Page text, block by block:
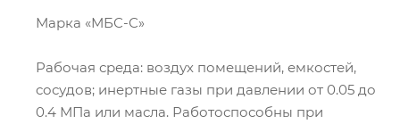
Марка «МБС-С»
Рабочая среда: воздух помещений, емкостей,
сосудов; инертные газы при давлении от 0.05 до
0.4 МПа или масла. Работоспособны при